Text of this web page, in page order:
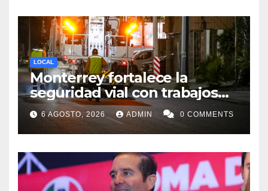
LOCAL
Monterrey fortalece la
seguridad vial con trabajos
de delimitación de carriles en
Paseo de los Leones
6 AGOSTO, 2026 ADMIN 0 COMMENTS